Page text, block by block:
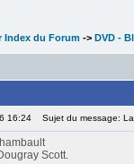
Index du Forum -> DVD -
16:24 Sujet du message:
Scott.